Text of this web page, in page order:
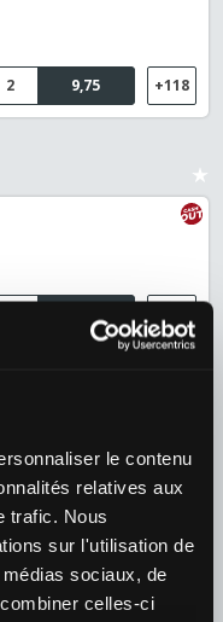
le contenu
relatives aux
trafic. Nous
sur l'utilisation de
sociaux, de
celles-ci
9,75
2 +118
4,80
2 +132